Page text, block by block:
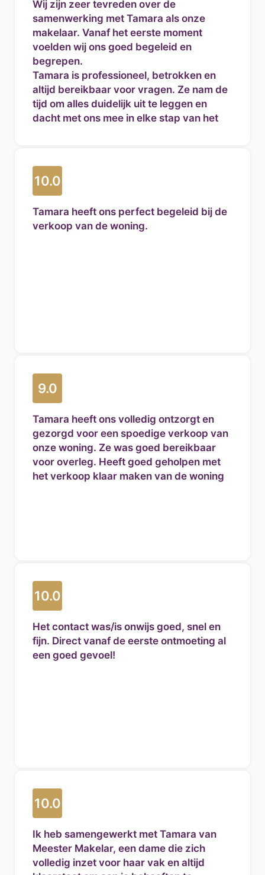
Wij zijn zeer tevreden over de
samenwerking met Tamara als onze
makelaar. Vanaf het eerste moment
voelden wij ons goed begeleid en
begrepen.
Tamara is professioneel, betrokken en
altijd bereikbaar voor vragen. Ze nam de
tijd om alles duidelijk uit te leggen en
dacht met ons mee in elke stap van het
Wij zijn haar erg dankbaar voor alle hulp
en kunnen haar van harte aanbevelen
betrouwbare en deskundige makelaar.
10.0
Tamara heeft ons perfect begeleid bij de
verkoop van de woning.
9.0
Tamara heeft ons volledig ontzorgt en
gezorgd voor een spoedige verkoop van
onze woning. Ze was goed bereikbaar
voor overleg. Heeft goed geholpen met
het verkoop klaar maken van de woning
10.0
Het contact was/is onwijs goed, snel en
fijn. Direct vanaf de eerste ontmoeting al
een goed gevoel!
10.0
Ik heb samengewerkt met Tamara van
Meester Makelar, een dame die zich
volledig inzet voor haar vak en altijd